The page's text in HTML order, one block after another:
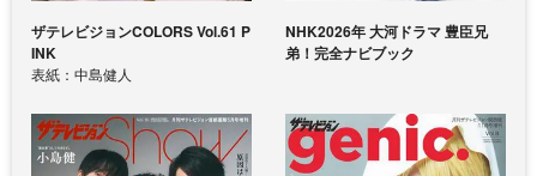
ザテレビジョンCOLORS Vol.61 P
INK
表紙：中島健人
NHK2026年 大河ドラマ 豊臣兄
弟！完全ナビブック